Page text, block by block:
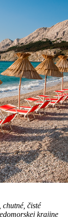
chutné, čisté
krajine